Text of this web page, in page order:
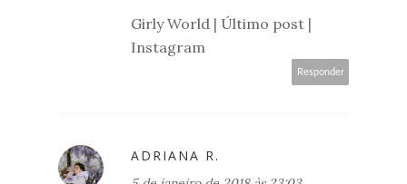
Girly World | Último post |
Instagram
Responder
ADRIANA R.